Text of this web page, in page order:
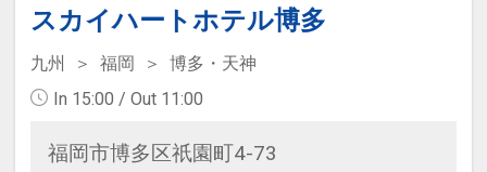
スカイハートホテル博多
九州 福岡
博多・天神
In 15:00 / Out 11:00
福岡市博多区祇園町4-73